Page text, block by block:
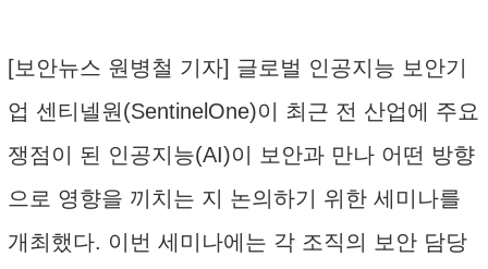
[보안뉴스 원병철 기자] 글로벌 인공지능 보안기
업 센티넬원(SentinelOne)이 최근 전 산업에 주요
쟁점이 된 인공지능(AI)이 보안과 만나 어떤 방향
으로 영향을 끼치는 지 논의하기 위한 세미나를
개최했다. 이번 세미나에는 각 조직의 보안 담당